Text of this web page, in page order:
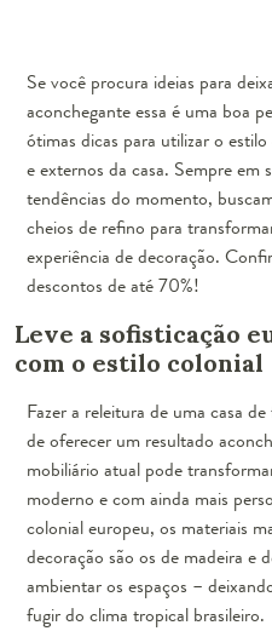
Se você procura ideias para
aconchegante essa é uma boa
ótimas dicas para utilizar o
e externos da casa. Sempre em
tendências do momento,
cheios de refino para
experiência de decoração.
descontos de até 70%!
Leve a sofisticação
com o estilo colonial
Fazer a releitura de uma casa
de oferecer um resultado
mobiliário atual pode
moderno e com ainda mais
colonial europeu, os materiais
decoração são os de madeira e
ambientar os espaços –
fugir do clima tropical brasileiro.